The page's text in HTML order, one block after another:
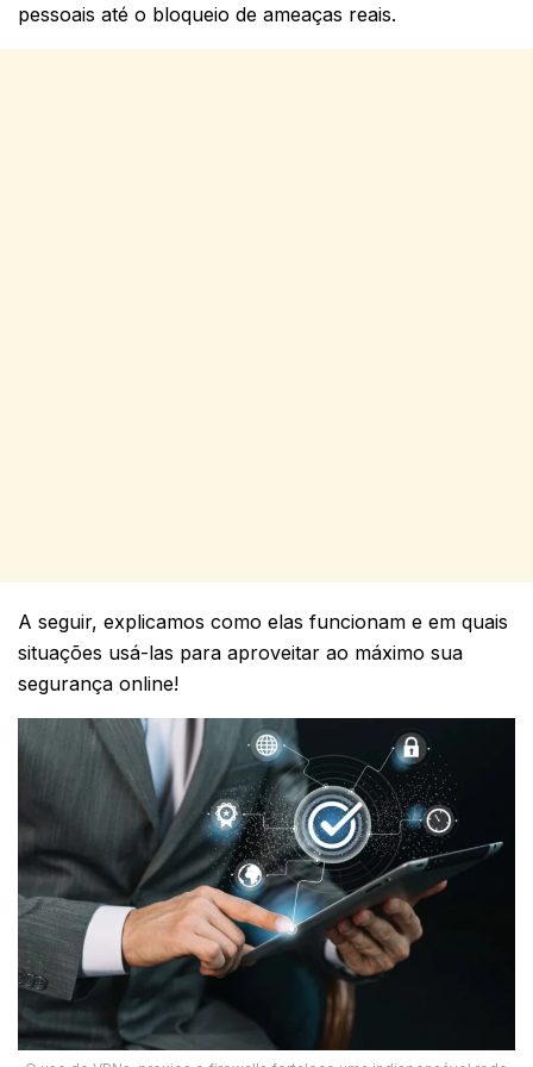
pessoais até o bloqueio de ameaças reais.
A seguir, explicamos como elas funcionam e em quais
situações usá-las para aproveitar ao máximo sua
segurança online!